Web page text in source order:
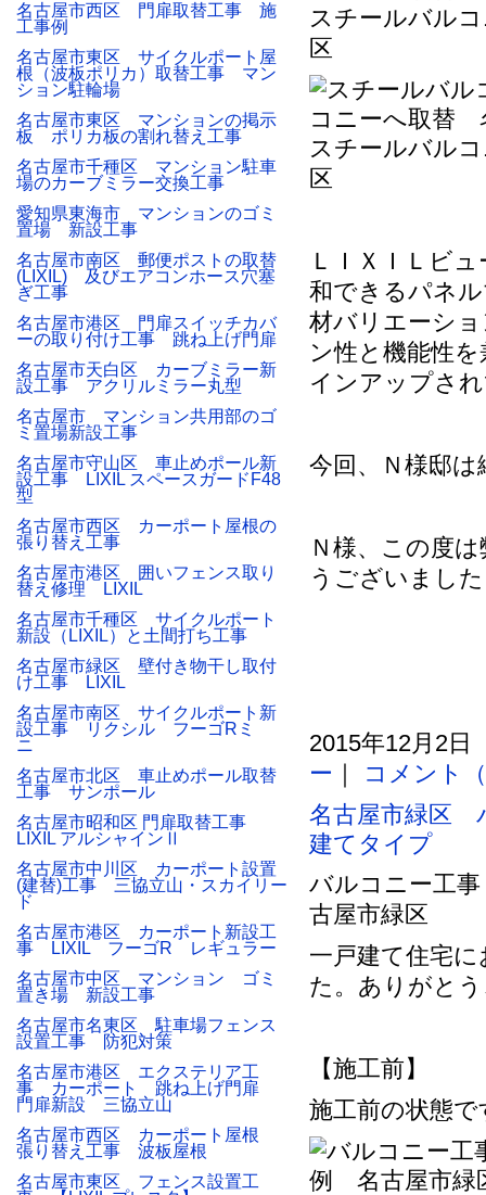
スチールバル
区
スチールバル
区
ＬＩＸＩＬビ
和できるパネ
材バリエーシ
ン性と機能性
インアップさ
今回、Ｎ様邸
Ｎ様、この度
うございまし
2015年12月2
ー ｜
コメント
名古屋市緑区
建てタイプ
バルコニー工
古屋市緑区
一戸建て住宅
た。ありがと
【施工前】
施工前の状態
名古屋市西区 門扉取替工事 施
工事例
名古屋市東区 サイクルポート屋
根（波板ポリカ）取替工事 マン
ション駐輪場
名古屋市東区 マンションの掲示
板 ポリカ板の割れ替え工事
名古屋市千種区 マンション駐車
場のカーブミラー交換工事
愛知県東海市 マンションのゴミ
置場 新設工事
名古屋市南区 郵便ポストの取替
(LIXIL) 及びエアコンホース穴塞
ぎ工事
名古屋市港区 門扉スイッチカバ
ーの取り付け工事 跳ね上げ門扉
名古屋市天白区 カーブミラー新
設工事 アクリルミラー丸型
名古屋市 マンション共用部のゴ
ミ置場新設工事
名古屋市守山区 車止めポール新
設工事 LIXIL スペースガードF48
型
名古屋市西区 カーポート屋根の
張り替え工事
名古屋市港区 囲いフェンス取り
替え修理 LIXIL
名古屋市千種区 サイクルポート
新設（LIXIL）と土間打ち工事
名古屋市緑区 壁付き物干し取付
け工事 LIXIL
名古屋市南区 サイクルポート新
設工事 リクシル フーゴRミ
ニ
名古屋市北区 車止めポール取替
工事 サンポール
名古屋市昭和区 門扉取替工事
LIXIL アルシャインⅡ
名古屋市中川区 カーポート設置
(建替)工事 三協立山・スカイリー
ド
名古屋市港区 カーポート新設工
事 LIXIL フーゴR レギュラー
名古屋市中区 マンション ゴミ
置き場 新設工事
名古屋市名東区 駐車場フェンス
設置工事 防犯対策
名古屋市港区 エクステリア工
事 カーポート 跳ね上げ門扉
門扉新設 三協立山
名古屋市西区 カーポート屋根
張り替え工事 波板屋根
名古屋市東区 フェンス設置工